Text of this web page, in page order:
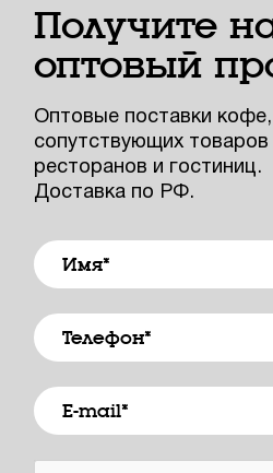
Получите
оптовый
Оптовые поставки
сопутствующих
ресторанов и гостиниц.
Доставка по РФ.